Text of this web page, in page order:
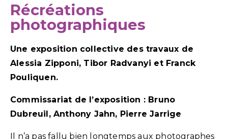
Récréations
photographiques
Une exposition collective des travaux de
Alessia Zipponi, Tibor Radvanyi et Franck
Pouliquen.
Commissariat de l’exposition : Bruno
Dubreuil, Anthony Jahn, Pierre Jarrige
Il n’a pas fallu bien longtemps aux photographes